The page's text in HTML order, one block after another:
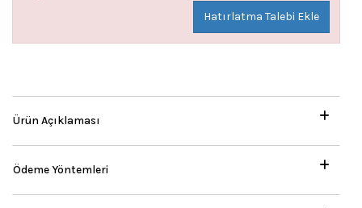
Hatırlatma Talebi Ekle
Ürün Açıklaması
Ödeme Yöntemleri